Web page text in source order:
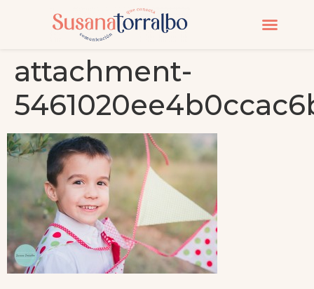
attachment-